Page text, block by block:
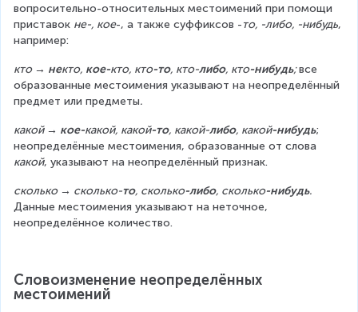
вопросительно-относительных местоимений при помощи
приставок не-, кое-, а также суффиксов -то, -либо, -нибудь,
например:
кто → некто, кое-кто, кто-то, кто-либо, кто-нибудь; все
образованные местоимения указывают на неопределённый
предмет или предметы.
какой → кое-какой, какой-то, какой-либо, какой-нибудь;
неопределённые местоимения, образованные от слова
какой, указывают на неопределённый признак.
сколько → сколько-то, сколько-либо, сколько-нибудь.
Данные местоимения указывают на неточное,
неопределённое количество.
Словоизменение неопределённых
местоимений